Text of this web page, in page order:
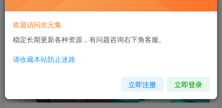
欢迎访问次元集
稳定长期更新各种资源，有问题咨询右下角客服。
请收藏本站防止迷路
立即注册 立即登录